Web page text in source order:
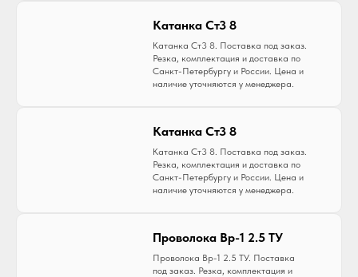
Катанка Ст3 8
Катанка Ст3 8. Поставка под заказ.
Резка, комплектация и доставка по
Санкт-Петербургу и России. Цена и
наличие уточняются у менеджера.
Катанка Ст3 8
Катанка Ст3 8. Поставка под заказ.
Резка, комплектация и доставка по
Санкт-Петербургу и России. Цена и
наличие уточняются у менеджера.
Проволока Вр-1 2.5 ТУ
Проволока Вр-1 2.5 ТУ. Поставка
под заказ. Резка, комплектация и